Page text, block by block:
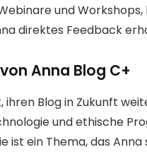
und
direktes Feedback
Anna Blog C+
ihren Blog in Zukunft
und ethische
ist ein Thema, das